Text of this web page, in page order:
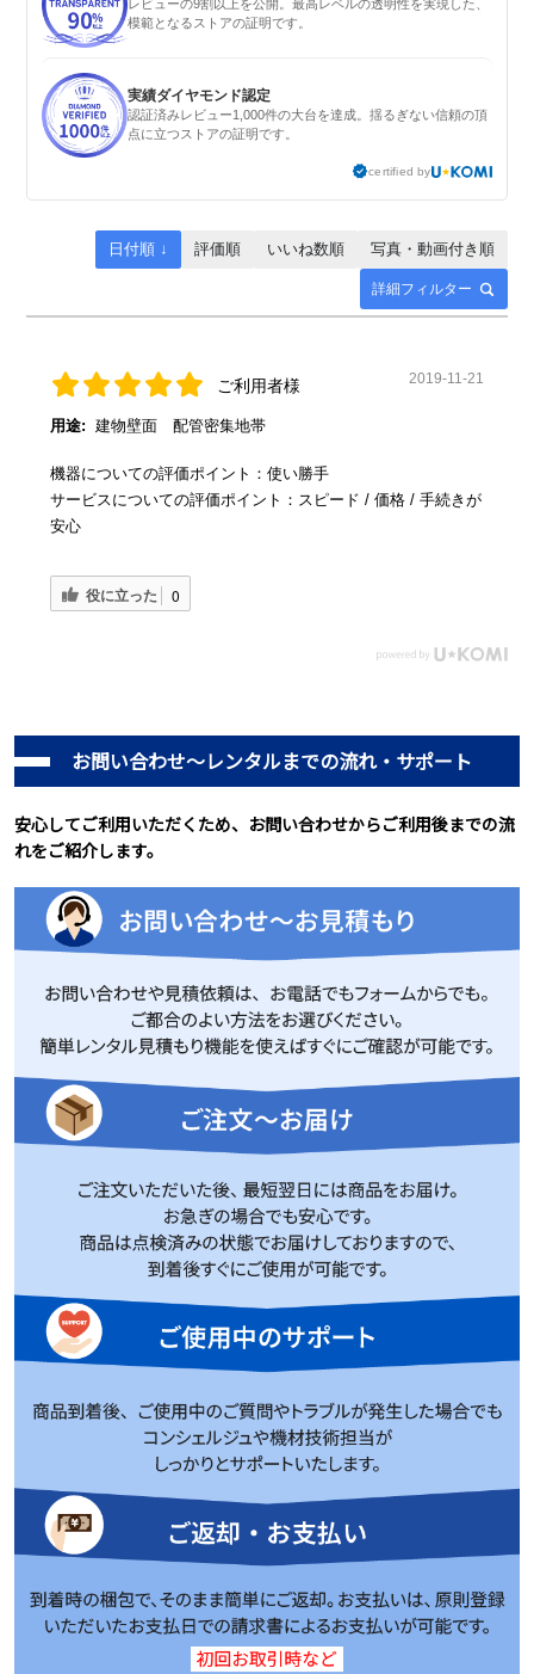
レビューの9割以上を公開。最高レベルの透明性を実現した、
模範となるストアの証明です。
実績ダイヤモンド認定
認証済みレビュー1,000件の大台を達成。揺るぎない信頼の頂
点に立つストアの証明です。
certified by
詳細フィルター
日付順 ↓ 評価順 いいね数順 写真・動画付き順
ご利用者様 2019-11-21
用途: 建物壁面 配管密集地帯
機器についての評価ポイント：使い勝手
サービスについての評価ポイント：スピード / 価格 / 手続きが
安心
役に立った 0
お問い合わせ～レンタルまでの流れ・サポート
安心してご利用いただくため、お問い合わせからご利用後までの流
れをご紹介します。